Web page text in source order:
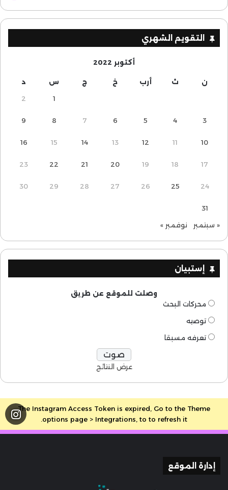
التقويم الشهري
أكتوبر 2022
ن ث أرب خ ج س د
1
2
3
4
5
6
7
8
9
10
11
12
13
14
15
16
17
18
19
20
21
22
23
24
25
26
27
28
29
30
31
« سبتمبر نوفمبر »
إستبيان
وصلت للموقع عن طريق
محركات البحث
توصيه
تعرفه مسبقا
عرض النتائج
The Instagram Access Token is expired, Go to the Theme
options page > Integrations, to to refresh it.
إدارة الموقع